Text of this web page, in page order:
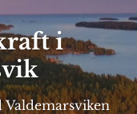
i